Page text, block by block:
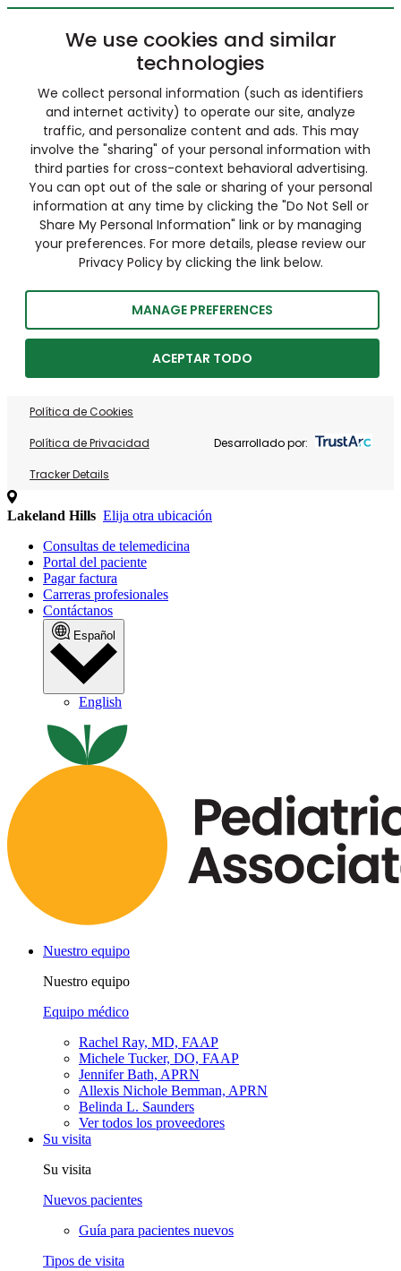
We use cookies and similar
technologies
We collect personal information (such as identifiers
and internet activity) to operate our site, analyze
traffic, and personalize content and ads. This may
involve the "sharing" of your personal information with
third parties for cross-context behavioral advertising.
You can opt out of the sale or sharing of your personal
information at any time by clicking the "Do Not Sell or
Share My Personal Information" link or by managing
your preferences. For more details, please review our
Privacy Policy by clicking the link below.
MANAGE PREFERENCES
ACEPTAR TODO
Política de Cookies
Política de Privacidad
Tracker Details
Desarrollado por:
Lakeland Hills Elija otra ubicación
Consultas de telemedicina
Portal del paciente
Pagar factura
Carreras profesionales
Contáctanos
Español
English
Nuestro equipo
Nuestro equipo
Equipo médico
Rachel Ray, MD, FAAP
Michele Tucker, DO, FAAP
Jennifer Bath, APRN
Allexis Nichole Bemman, APRN
Belinda L. Saunders
Ver todos los proveedores
Su visita
Su visita
Nuevos pacientes
Guía para pacientes nuevos
Tipos de visita